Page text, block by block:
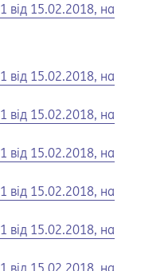
від 15.02.2018, на
від 15.02.2018, на
від 15.02.2018, на
від 15.02.2018, на
від 15.02.2018, на
від 15.02.2018, на
від 15.02.2018, на